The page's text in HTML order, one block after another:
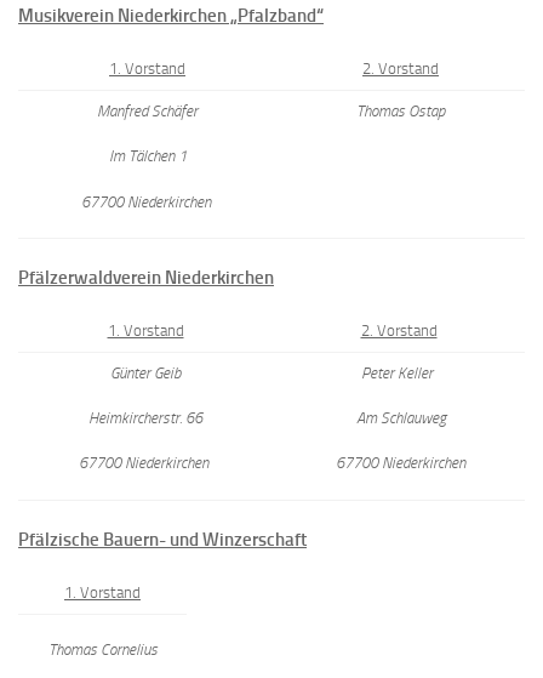
Musikverein Niederkirchen „Pfalzband“
1. Vorstand 2. Vorstand
Manfred Schäfer
Im Tälchen 1
67700 Niederkirchen
Thomas Ostap
Pfälzerwaldverein Niederkirchen
1. Vorstand 2. Vorstand
Günter Geib
Heimkircherstr. 66
67700 Niederkirchen
Peter Keller
Am Schlauweg
67700 Niederkirchen
Pfälzische Bauern- und Winzerschaft
1. Vorstand
Thomas Cornelius